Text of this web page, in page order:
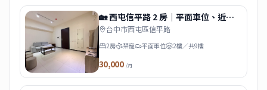
🏡 西屯信平路 2 房｜平面車位、近中
央公園
台中市西屯區信平路
2房 禁寵 平面車位 2樓／共9樓
30,000 /月